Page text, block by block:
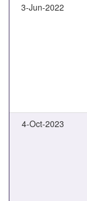
3-Jun-2022
4-Oct-2023